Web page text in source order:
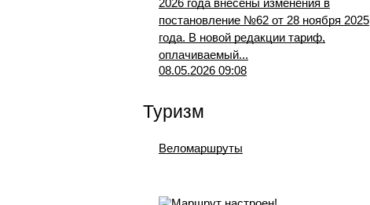
2026 года внесены изменения в
постановление №62 от 28 ноября 2025
года. В новой редакции тариф,
оплачиваемый...
08.05.2026 09:08
Туризм
Веломаршруты